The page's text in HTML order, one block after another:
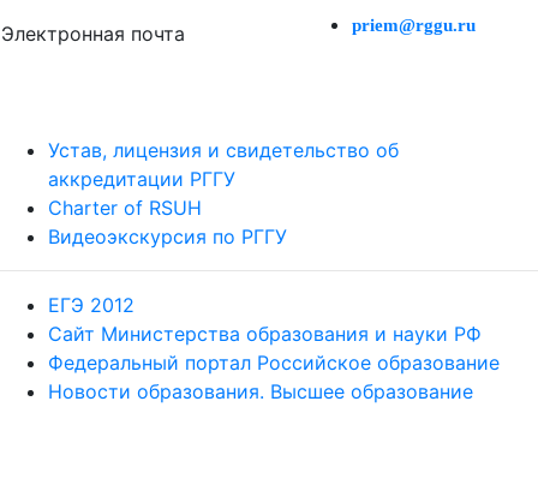
Электронная почта priem@rggu.ru
Устав, лицензия и свидетельство об
аккредитации РГГУ
Charter of RSUH
Видеоэкскурсия по РГГУ
ЕГЭ 2012
Сайт Министерства образования и науки РФ
Федеральный портал Российское образование
Новости образования. Высшее образование